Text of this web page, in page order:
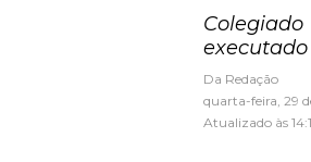
Da Redação
quarta-feira, 29
Atualizado às